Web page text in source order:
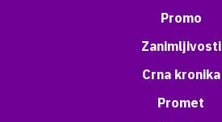
Promo
Zanimljivosti
Crna kronika
Promet